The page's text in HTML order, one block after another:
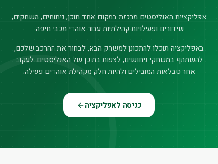
אפליקציית האנליסטים מרכזת במקום אחד תוכן, ניתוחים, משחקים,
שידורים ופעילויות קהילתיות עבור אוהדי מכבי חיפה.
באפליקציה תוכלו להתכונן למשחק הבא, לבחור את ההרכב שלכם,
להשתתף במשחקי ניחושים, לצפות בתוכן של האנליסטים, לעקוב
אחר טבלאות המובילים ולהיות חלק מקהילת אוהדים פעילה.
כניסה לאפליקציה